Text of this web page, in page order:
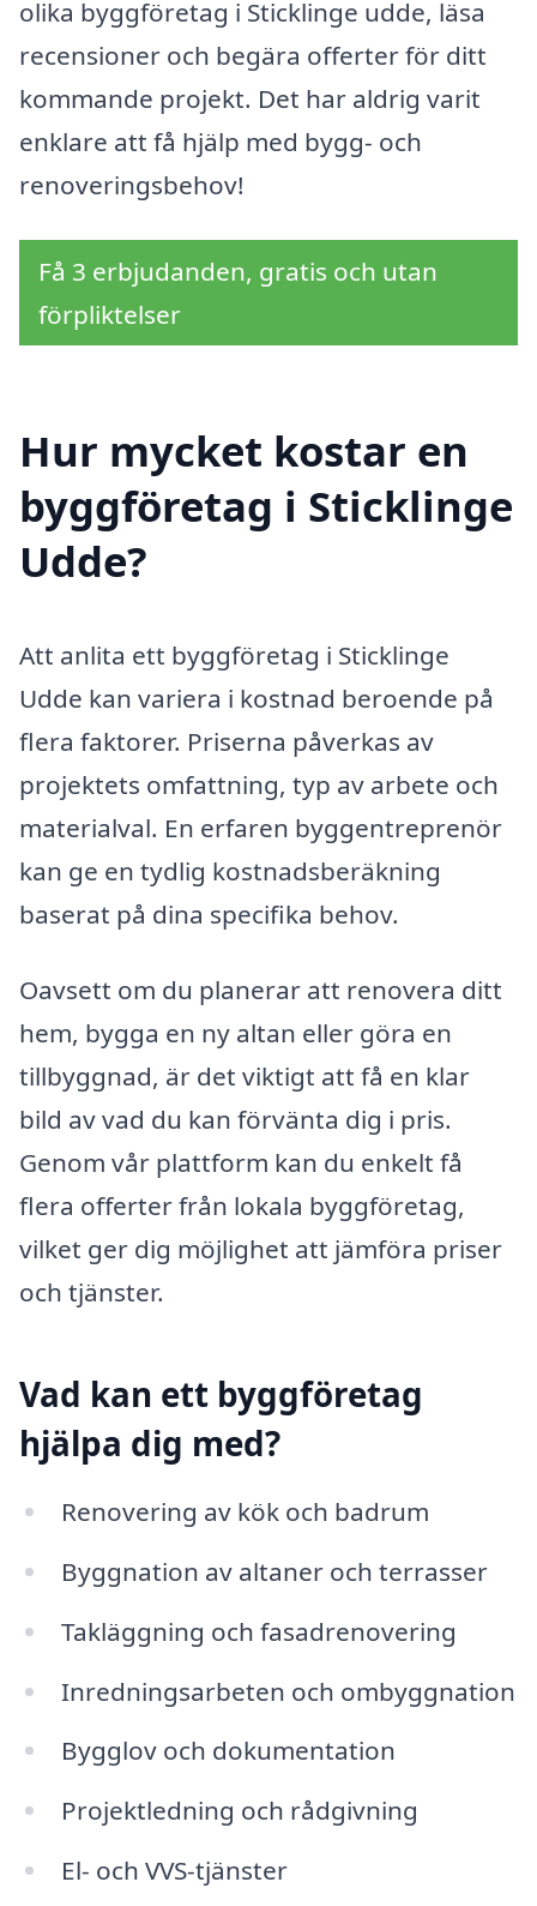
olika byggföretag i Sticklinge udde, läsa
recensioner och begära offerter för ditt
kommande projekt. Det har aldrig varit
enklare att få hjälp med bygg- och
renoveringsbehov!
Få 3 erbjudanden, gratis och utan
förpliktelser
Hur mycket kostar en
byggföretag i Sticklinge
Udde?
Att anlita ett byggföretag i Sticklinge
Udde kan variera i kostnad beroende på
flera faktorer. Priserna påverkas av
projektets omfattning, typ av arbete och
materialval. En erfaren byggentreprenör
kan ge en tydlig kostnadsberäkning
baserat på dina specifika behov.
Oavsett om du planerar att renovera ditt
hem, bygga en ny altan eller göra en
tillbyggnad, är det viktigt att få en klar
bild av vad du kan förvänta dig i pris.
Genom vår plattform kan du enkelt få
flera offerter från lokala byggföretag,
vilket ger dig möjlighet att jämföra priser
och tjänster.
Vad kan ett byggföretag
hjälpa dig med?
Renovering av kök och badrum
Byggnation av altaner och terrasser
Takläggning och fasadrenovering
Inredningsarbeten och ombyggnation
Bygglov och dokumentation
Projektledning och rådgivning
El- och VVS-tjänster